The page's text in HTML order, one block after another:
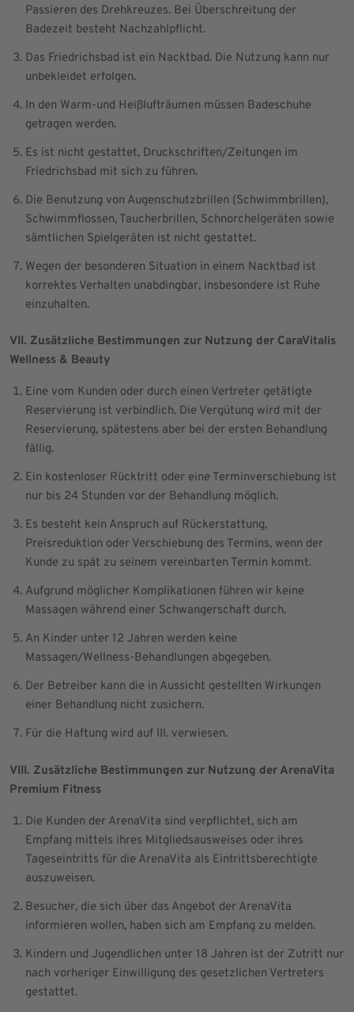
Passieren des Drehkreuzes. Bei Überschreitung der
Badezeit besteht Nachzahlpflicht.
Das Friedrichsbad ist ein Nacktbad. Die Nutzung kann nur
unbekleidet erfolgen.
In den Warm-und Heißlufträumen müssen Badeschuhe
getragen werden.
Es ist nicht gestattet, Druckschriften/Zeitungen im
Friedrichsbad mit sich zu führen.
Die Benutzung von Augenschutzbrillen (Schwimmbrillen),
Schwimmflossen, Taucherbrillen, Schnorchelgeräten sowie
sämtlichen Spielgeräten ist nicht gestattet.
Wegen der besonderen Situation in einem Nacktbad ist
korrektes Verhalten unabdingbar, insbesondere ist Ruhe
einzuhalten.
VII. Zusätzliche Bestimmungen zur Nutzung der CaraVitalis
Wellness & Beauty
Eine vom Kunden oder durch einen Vertreter getätigte
Reservierung ist verbindlich. Die Vergütung wird mit der
Reservierung, spätestens aber bei der ersten Behandlung
fällig.
Ein kostenloser Rücktritt oder eine Terminverschiebung ist
nur bis 24 Stunden vor der Behandlung möglich.
Es besteht kein Anspruch auf Rückerstattung,
Preisreduktion oder Verschiebung des Termins, wenn der
Kunde zu spät zu seinem vereinbarten Termin kommt.
Aufgrund möglicher Komplikationen führen wir keine
Massagen während einer Schwangerschaft durch.
An Kinder unter 12 Jahren werden keine
Massagen/Wellness-Behandlungen abgegeben.
Der Betreiber kann die in Aussicht gestellten Wirkungen
einer Behandlung nicht zusichern.
Für die Haftung wird auf III. verwiesen.
VIII. Zusätzliche Bestimmungen zur Nutzung der ArenaVita
Premium Fitness
Die Kunden der ArenaVita sind verpflichtet, sich am
Empfang mittels ihres Mitgliedsausweises oder ihres
Tageseintritts für die ArenaVita als Eintrittsberechtigte
auszuweisen.
Besucher, die sich über das Angebot der ArenaVita
informieren wollen, haben sich am Empfang zu melden.
Kindern und Jugendlichen unter 18 Jahren ist der Zutritt nur
nach vorheriger Einwilligung des gesetzlichen Vertreters
gestattet.